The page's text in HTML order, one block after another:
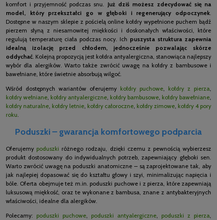
komfort i przyjemność podczas snu. Już dziś możesz zdecydować się na
model, który przekształci go w głęboki i regenerujący odpoczynek.
Dostępne w naszym sklepie z pościelą online kołdry wypełnione puchem bądź
pierzem słyną z niesamowitej miękkości i doskonałych właściwości, które
regulują temperaturę ciała podczas nocy. Ich puszysta struktura zapewnia
idealną izolację przed chłodem, jednocześnie pozwalając skórze
oddychać. Kolejną propozycją jest kołdra antyalergiczna, stanowiąca najlepszy
wybór dla alergików. Warto także zwrócić uwagę na kołdry z bambusowe i
bawełniane, które świetnie absorbują wilgoć.
Wśród dostępnych wariantów oferujemy kołdry puchowe, kołdry z pierza,
kołdry wełniane, kołdry antyalergiczne, kołdry bambusowe, kołdry bawełniane,
kołdry naturalne, kołdry letnie, kołdry całoroczne, kołdry zimowe, kołdry 4 pory
roku.
Poduszki – gwarancja komfortowego podparcia
Oferujemy poduszki różnego rodzaju, dzięki czemu z pewnością wybierzesz
produkt dostosowany do indywidualnych potrzeb, zapewniający głęboki sen.
Warto zwrócić uwagę na poduszki anatomiczne – są zaprojektowane tak, aby
jak najlepiej dopasować się do kształtu głowy i szyi, minimalizując napięcia i
bóle. Oferta obejmuje też m.in. poduszki puchowe i z pierza, które zapewniają
luksusową miękkość, oraz te wykonane z bambusa, znane z antybakteryjnych
właściwości, idealne dla alergików.
Polecamy: poduszki puchowe poduszki antyalergiczne poduszki z pierza